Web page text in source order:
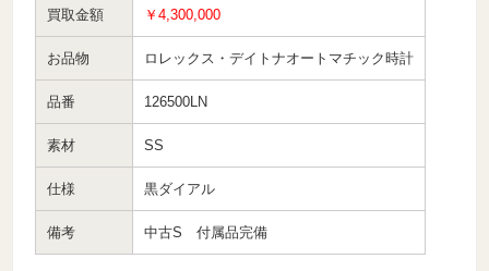
買取金額 ￥4,300,000
お品物 ロレックス・デイトナオートマチック時計
品番 126500LN
素材 SS
仕様 黒ダイアル
備考 中古S 付属品完備